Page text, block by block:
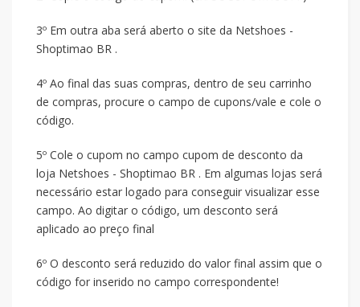
3º Em outra aba será aberto o site da Netshoes -
Shoptimao BR .
4º Ao final das suas compras, dentro de seu carrinho
de compras, procure o campo de cupons/vale e cole o
código.
5º Cole o cupom no campo cupom de desconto da
loja Netshoes - Shoptimao BR . Em algumas lojas será
necessário estar logado para conseguir visualizar esse
campo. Ao digitar o código, um desconto será
aplicado ao preço final
6º O desconto será reduzido do valor final assim que o
código for inserido no campo correspondente!